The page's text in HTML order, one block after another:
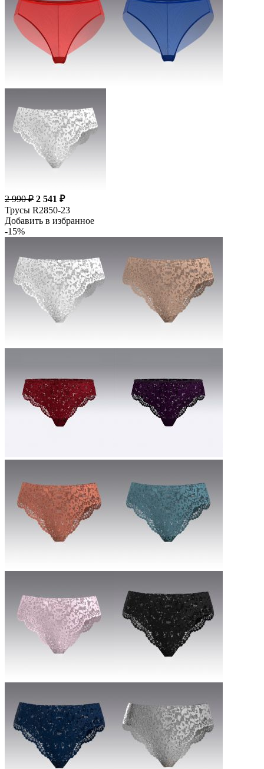
2 990 ₽ 2 541 ₽
Трусы R2850-23
Добавить в избранное
-15%